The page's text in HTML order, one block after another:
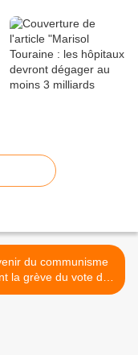
du communisme
la grève du vote des
et autres